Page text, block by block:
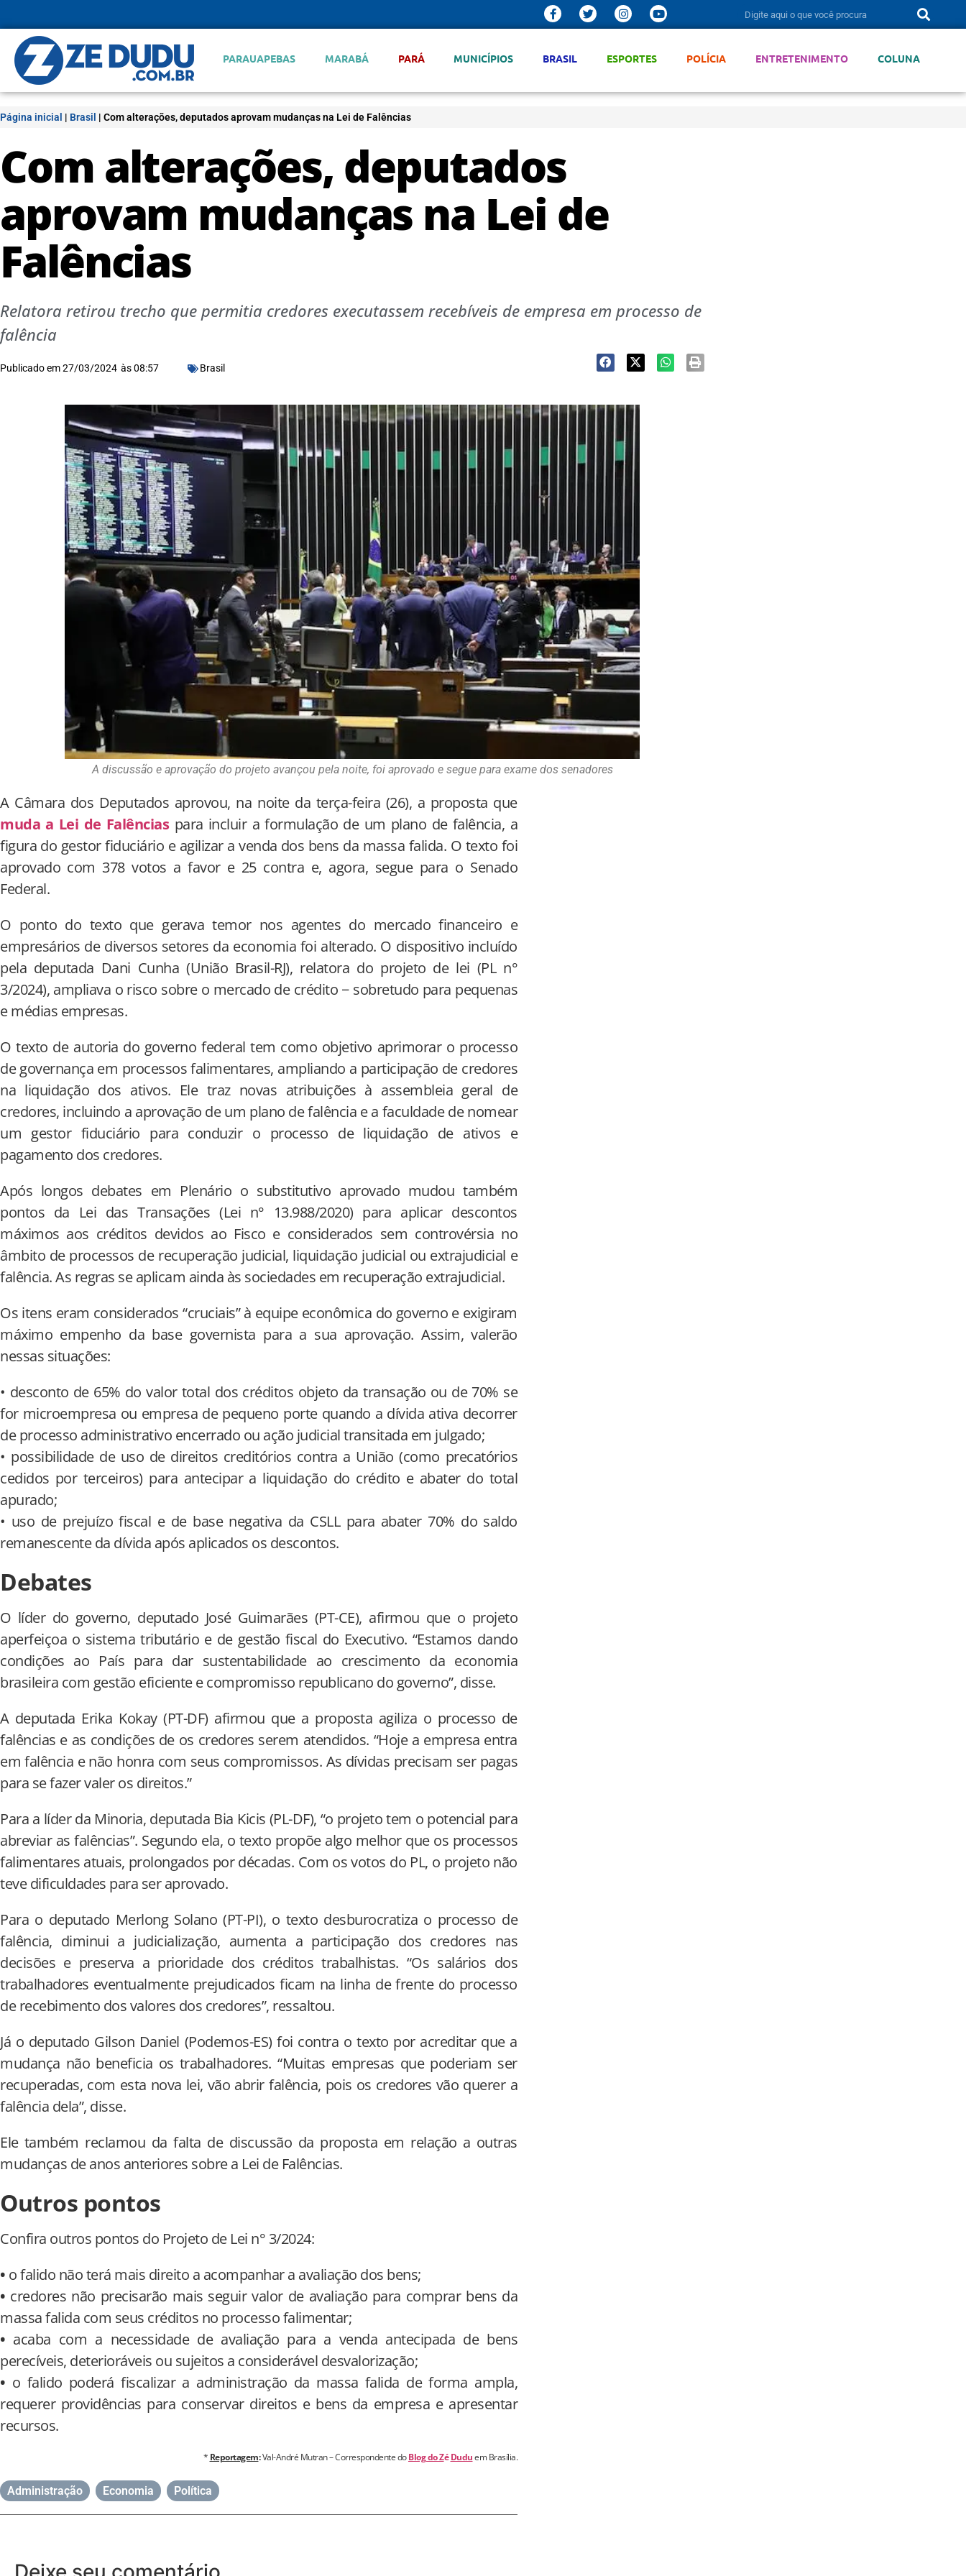
PARAUAPEBAS MARABÁ PARÁ MUNICÍPIOS BRASIL ESPORTES POLÍCIA ENTRETENIMENTO COLUNA
Página inicial | Brasil | Com alterações, deputados aprovam mudanças na Lei de Falências
Com alterações, deputados
aprovam mudanças na Lei de
Falências
Relatora retirou trecho que permitia credores executassem recebíveis de empresa em processo de
falência
Publicado em27/03/2024 às08:57 Brasil
A discussão e aprovação do projeto avançou pela noite, foi aprovado e segue para exame dos senadores
A Câmara dos Deputados aprovou, na noite da terça-feira (26), a proposta que
muda a Lei de Falênciaspara incluir a formulação de um plano de falência, a
figura do gestor fiduciário e agilizar a venda dos bens da massa falida. O texto foi
aprovado com 378 votos a favor e 25 contra e, agora, segue para o Senado
Federal.
O ponto do texto que gerava temor nos agentes do mercado financeiro e
empresários de diversos setores da economia foi alterado. O dispositivo incluído
pela deputada Dani Cunha (União Brasil-RJ), relatora do projeto de lei (PL n°
3/2024), ampliava o risco sobre o mercado de crédito − sobretudo para pequenas
e médias empresas.
O texto de autoria do governo federal tem como objetivo aprimorar o processo
de governança em processos falimentares, ampliando a participação de credores
na liquidação dos ativos. Ele traz novas atribuições à assembleia geral de
credores, incluindo a aprovação de um plano de falência e a faculdade de nomear
um gestor fiduciário para conduzir o processo de liquidação de ativos e
pagamento dos credores.
Após longos debates em Plenário o substitutivo aprovado mudou também
pontos da Lei das Transações (Lei n° 13.988/2020) para aplicar descontos
máximos aos créditos devidos ao Fisco e considerados sem controvérsia no
âmbito de processos de recuperação judicial, liquidação judicial ou extrajudicial e
falência. As regras se aplicam ainda às sociedades em recuperação extrajudicial.
Os itens eram considerados “cruciais” à equipe econômica do governo e exigiram
máximo empenho da base governista para a sua aprovação. Assim, valerão
nessas situações:
• desconto de 65% do valor total dos créditos objeto da transação ou de 70% se
for microempresa ou empresa de pequeno porte quando a dívida ativa decorrer
de processo administrativo encerrado ou ação judicial transitada em julgado;
• possibilidade de uso de direitos creditórios contra a União (como precatórios
cedidos por terceiros) para antecipar a liquidação do crédito e abater do total
apurado;
• uso de prejuízo fiscal e de base negativa da CSLL para abater 70% do saldo
remanescente da dívida após aplicados os descontos.
Debates
O líder do governo, deputado José Guimarães (PT-CE), afirmou que o projeto
aperfeiçoa o sistema tributário e de gestão fiscal do Executivo. “Estamos dando
condições ao País para dar sustentabilidade ao crescimento da economia
brasileira com gestão eficiente e compromisso republicano do governo”, disse.
A deputada Erika Kokay (PT-DF) afirmou que a proposta agiliza o processo de
falências e as condições de os credores serem atendidos. “Hoje a empresa entra
em falência e não honra com seus compromissos. As dívidas precisam ser pagas
para se fazer valer os direitos.”
Para a líder da Minoria, deputada Bia Kicis (PL-DF), “o projeto tem o potencial para
abreviar as falências”. Segundo ela, o texto propõe algo melhor que os processos
falimentares atuais, prolongados por décadas. Com os votos do PL, o projeto não
teve dificuldades para ser aprovado.
Para o deputado Merlong Solano (PT-PI), o texto desburocratiza o processo de
falência, diminui a judicialização, aumenta a participação dos credores nas
decisões e preserva a prioridade dos créditos trabalhistas. “Os salários dos
trabalhadores eventualmente prejudicados ficam na linha de frente do processo
de recebimento dos valores dos credores”, ressaltou.
Já o deputado Gilson Daniel (Podemos-ES) foi contra o texto por acreditar que a
mudança não beneficia os trabalhadores. “Muitas empresas que poderiam ser
recuperadas, com esta nova lei, vão abrir falência, pois os credores vão querer a
falência dela”, disse.
Ele também reclamou da falta de discussão da proposta em relação a outras
mudanças de anos anteriores sobre a Lei de Falências.
Outros pontos
Confira outros pontos do Projeto de Lei n° 3/2024:
• o falido não terá mais direito a acompanhar a avaliação dos bens;
• credores não precisarão mais seguir valor de avaliação para comprar bens da
massa falida com seus créditos no processo falimentar;
• acaba com a necessidade de avaliação para a venda antecipada de bens
perecíveis, deterioráveis ou sujeitos a considerável desvalorização;
• o falido poderá fiscalizar a administração da massa falida de forma ampla,
requerer providências para conservar direitos e bens da empresa e apresentar
recursos.
* Reportagem:Val-André Mutran – Correspondente doBlog do ZéDuduem Brasília.
Administração Economia Política